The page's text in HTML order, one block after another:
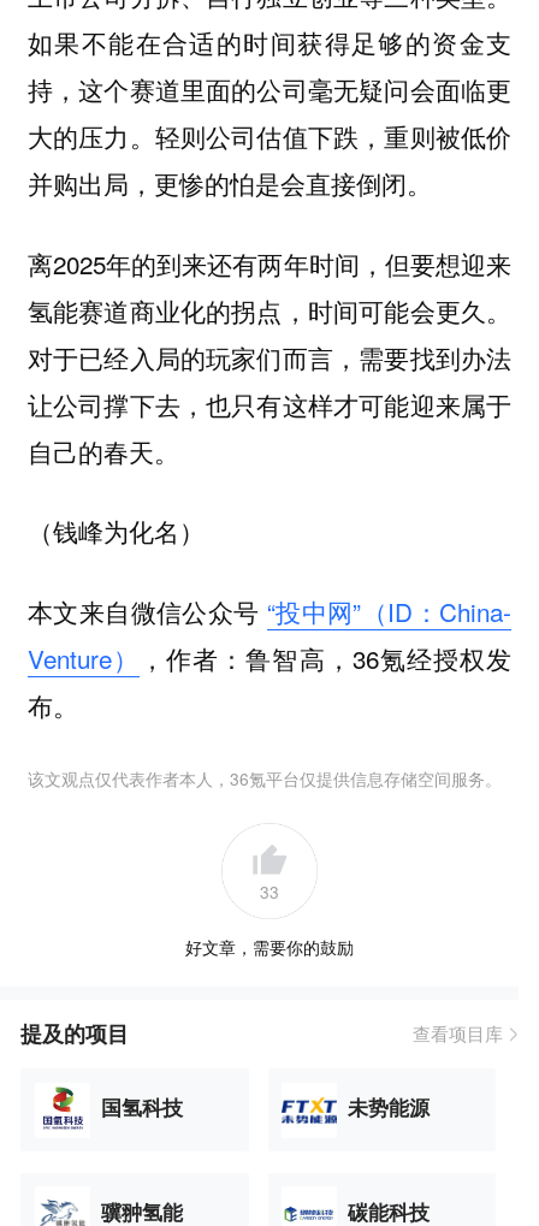
如果不能在合适的时间获得足够的资金支
持，这个赛道里面的公司毫无疑问会面临更
大的压力。轻则公司估值下跌，重则被低价
并购出局，更惨的怕是会直接倒闭。
离2025年的到来还有两年时间，但要想迎来
氢能赛道商业化的拐点，时间可能会更久。
对于已经入局的玩家们而言，需要找到办法
让公司撑下去，也只有这样才可能迎来属于
自己的春天。
（钱峰为化名）
本文来自微信公众号 “投中网”（ID：China-
Venture）
，作者：鲁智高，36氪经授权发
布。
该文观点仅代表作者本人，36氪平台仅提供信息存储空间服务。
33
好文章，需要你的鼓励
提及的项目 查看项目库
国氢科技 未势能源
骥翀氢能 碳能科技